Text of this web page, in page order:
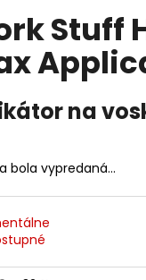
Stuff
na
bola vypredaná…